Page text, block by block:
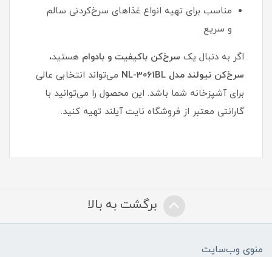
مناسب برای تهیه انواع غذاهای سرخ‌کردنی سالم
و سریع
اگر به دنبال یک سرخ‌کن باکیفیت و بادوام هستید،
سرخ‌کن نیولند مدل NL-3061BL
می‌تواند انتخابی عالی
برای آشپزخانه شما باشد. این محصول را می‌توانید با
گارانتی معتبر از فروشگاه نایت آیلند تهیه کنید.
برگشت به بالا
منوی وب‌سایت